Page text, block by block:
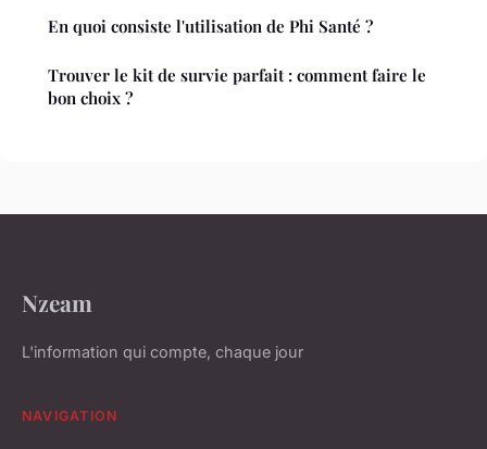
En quoi consiste l'utilisation de Phi Santé ?
Trouver le kit de survie parfait : comment faire le
bon choix ?
Nzeam
L'information qui compte, chaque jour
NAVIGATION